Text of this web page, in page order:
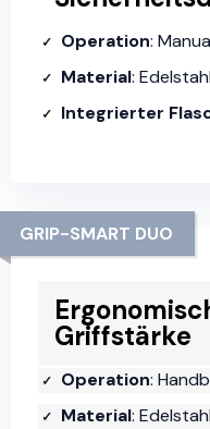
Operation:
Material: Edelstahl
Integrierter
Griffstärke
GRIP-SMART DUO
Operation:
Material: Edelstahl